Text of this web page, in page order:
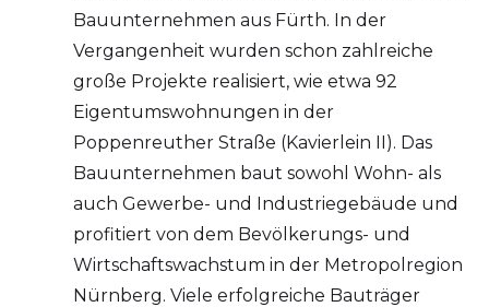
Bauunternehmen aus Fürth. In der
Vergangenheit wurden schon zahlreiche
große Projekte realisiert, wie etwa 92
Eigentumswohnungen in der
Poppenreuther Straße (Kavierlein II). Das
Bauunternehmen baut sowohl Wohn- als
auch Gewerbe- und Industriegebäude und
profitiert von dem Bevölkerungs- und
Wirtschaftswachstum in der Metropolregion
Nürnberg. Viele erfolgreiche Bauträger